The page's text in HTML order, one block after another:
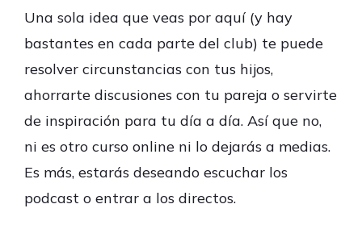
Una sola idea que veas por aquí (y hay
bastantes en cada parte del club) te puede
resolver circunstancias con tus hijos,
ahorrarte discusiones con tu pareja o servirte
de inspiración para tu día a día. Así que no,
ni es otro curso online ni lo dejarás a medias.
Es más, estarás deseando escuchar los
podcast o entrar a los directos.